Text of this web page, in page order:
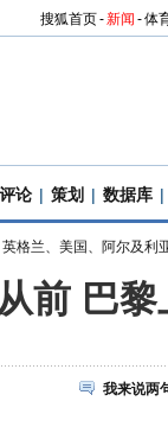
搜狐首页-新闻 -体
评论 | 策划 | 数据库 |
格兰、美国、阿尔及利
前 巴
我来说两